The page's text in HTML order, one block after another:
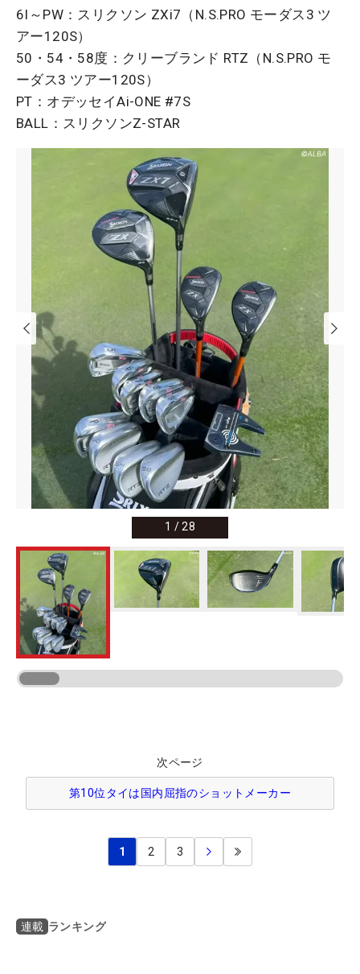
6I～PW：スリクソン ZXi7（N.S.PRO モーダス3 ツ
アー120S）
50・54・58度：クリーブランド RTZ（N.S.PRO モ
ーダス3 ツアー120S）
PT：オデッセイAi-ONE #7S
BALL：スリクソンZ-STAR
1 /28
次ページ
第10位タイは国内屈指のショットメーカー
1 2 3
連載 ランキング